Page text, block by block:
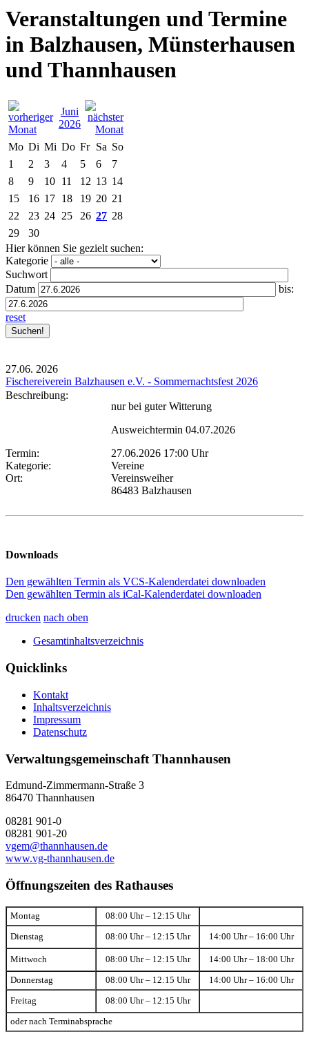
Veranstaltungen und Termine
in Balzhausen, Münsterhausen
und Thannhausen
Juni
2026
Mo Di Mi Do Fr Sa So
1
2 3 4 5 6
7
8
9 10 11 12 13 14
15
16 17 18 19 20 21
22
23 24 25 26 27 28
29
30
Hier können Sie gezielt suchen:
Kategorie
Suchwort
Datum
bis:
reset
27.06. 2026
Fischereiverein Balzhausen e.V. - Sommernachtsfest 2026
Beschreibung:
nur bei guter Witterung
Ausweichtermin 04.07.2026
Termin:
27.06.2026 17:00 Uhr
Kategorie:
Vereine
Ort:
Vereinsweiher
86483 Balzhausen
Downloads
Den gewählten Termin als VCS-Kalenderdatei downloaden
Den gewählten Termin als iCal-Kalenderdatei downloaden
drucken nach oben
Gesamtinhaltsverzeichnis
Quicklinks
Kontakt
Inhaltsverzeichnis
Impressum
Datenschutz
Verwaltungsgemeinschaft Thannhausen
Edmund-Zimmermann-Straße 3
86470 Thannhausen
08281 901-0
08281 901-20
vgem@thannhausen.de
www.vg-thannhausen.de
Öffnungszeiten des Rathauses
Montag 08:00 Uhr – 12:15 Uhr
Dienstag 08:00 Uhr – 12:15 Uhr 14:00 Uhr – 16:00 Uhr
Mittwoch 08:00 Uhr – 12:15 Uhr 14:00 Uhr – 18:00 Uhr
Donnerstag 08:00 Uhr – 12:15 Uhr 14:00 Uhr – 16:00 Uhr
Freitag 08:00 Uhr – 12:15 Uhr
oder nach Terminabsprache